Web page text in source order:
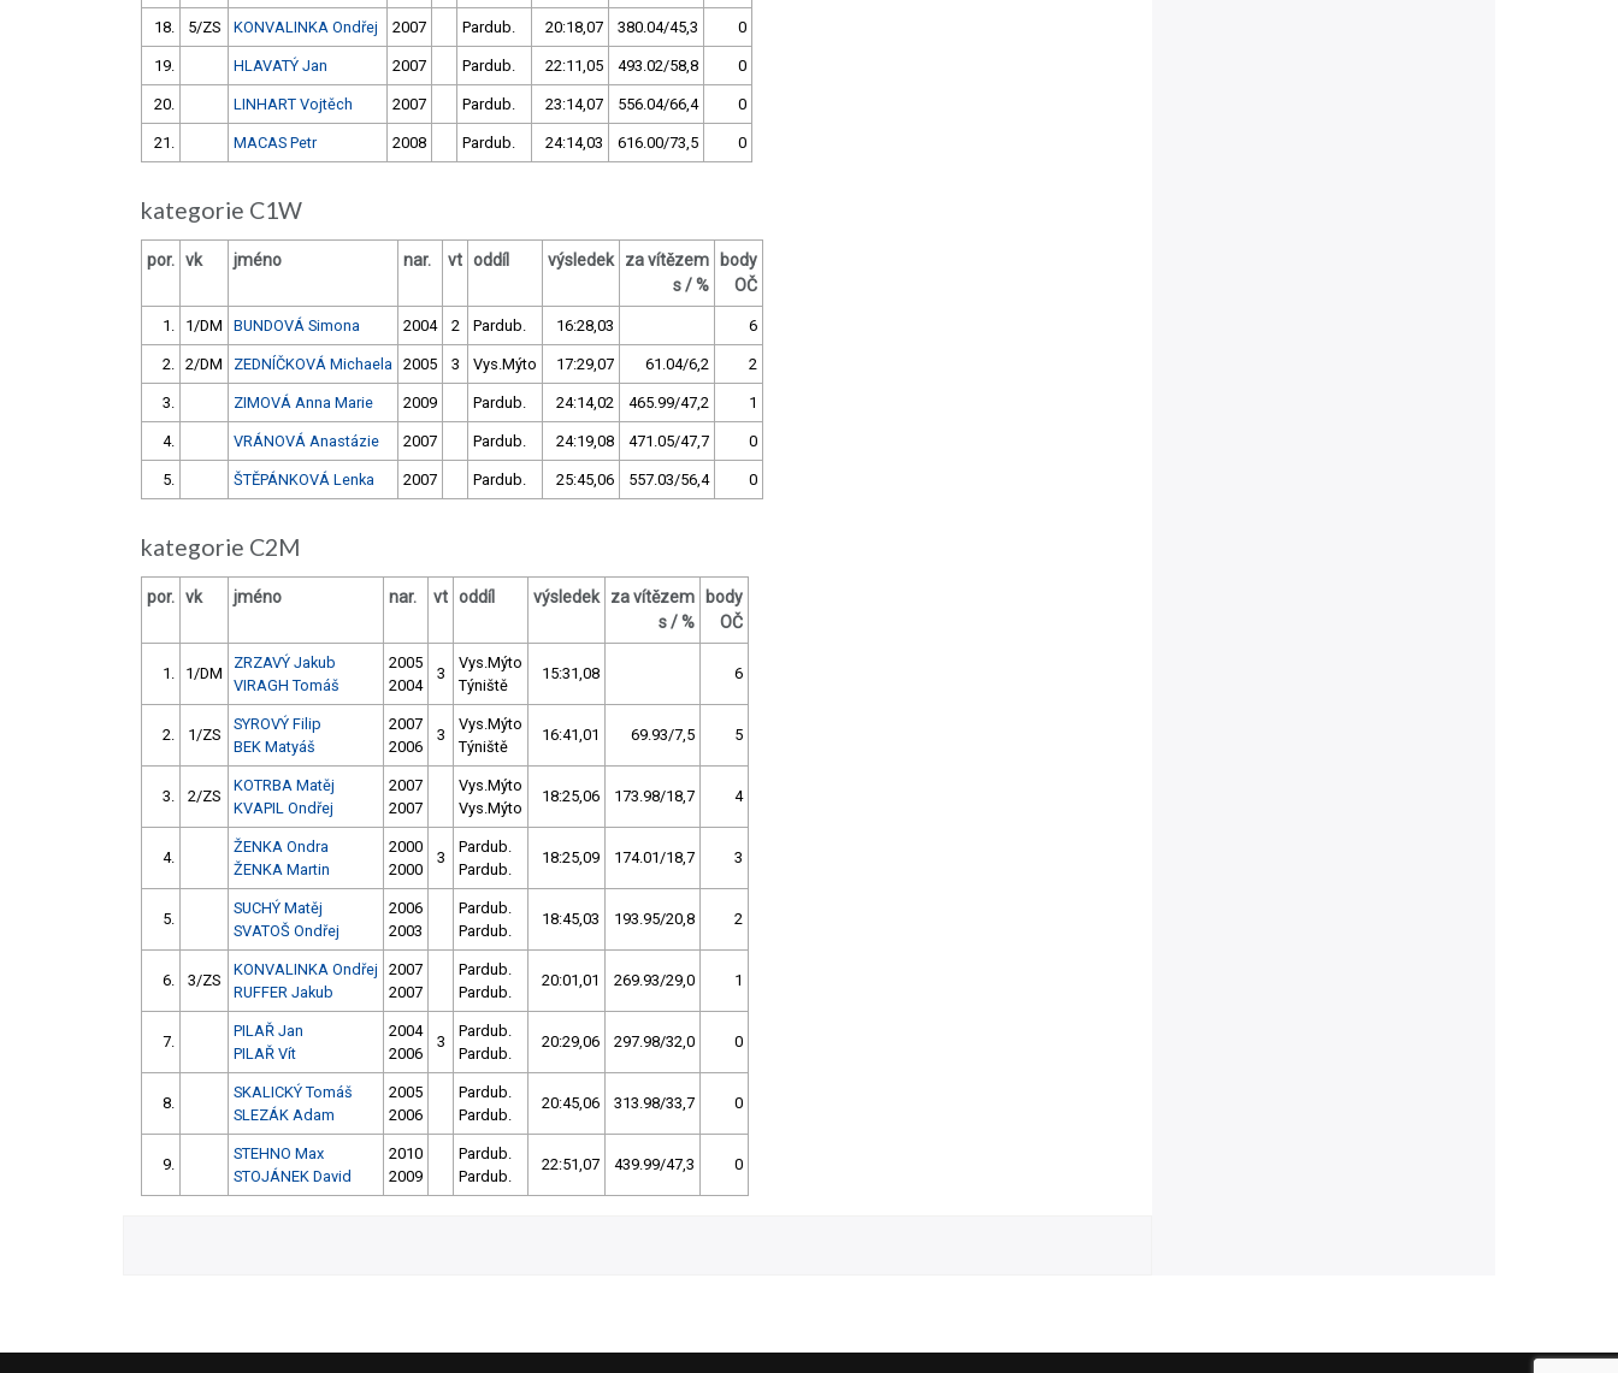
18. 5/ZS KONVALINKA Ondřej 2007 Pardub. 20:18,07 380.04/45,3 0
19. HLAVATÝ Jan 2007 Pardub. 22:11,05 493.02/58,8 0
20. LINHART Vojtěch 2007 Pardub. 23:14,07 556.04/66,4 0
21. MACAS Petr 2008 Pardub. 24:14,03 616.00/73,5 0
kategorie C1W
por. vk jméno nar. vt oddíl výsledek
za vítězem
s / %
body
OČ
1. 1/DM BUNDOVÁ Simona 2004 2 Pardub. 16:28,03 6
2. 2/DM ZEDNÍČKOVÁ Michaela 2005 3 Vys.Mýto 17:29,07 61.04/6,2 2
3. ZIMOVÁ Anna Marie 2009 Pardub. 24:14,02 465.99/47,2 1
4. VRÁNOVÁ Anastázie 2007 Pardub. 24:19,08 471.05/47,7 0
5. ŠTĚPÁNKOVÁ Lenka 2007 Pardub. 25:45,06 557.03/56,4 0
kategorie C2M
por. vk jméno nar. vt oddíl výsledek
za vítězem
s / %
body
OČ
1. 1/DM
ZRZAVÝ Jakub
VIRAGH Tomáš
2005
2004
3
Vys.Mýto
Týniště
15:31,08 6
2. 1/ZS
SYROVÝ Filip
BEK Matyáš
2007
2006
3
Vys.Mýto
Týniště
16:41,01 69.93/7,5 5
3. 2/ZS
KOTRBA Matěj
KVAPIL Ondřej
2007
2007
Vys.Mýto
Vys.Mýto
18:25,06 173.98/18,7 4
4.
ŽENKA Ondra
ŽENKA Martin
2000
2000
3
Pardub.
Pardub.
18:25,09 174.01/18,7 3
5.
SUCHÝ Matěj
SVATOŠ Ondřej
2006
2003
Pardub.
Pardub.
18:45,03 193.95/20,8 2
6. 3/ZS
KONVALINKA Ondřej
RUFFER Jakub
2007
2007
Pardub.
Pardub.
20:01,01 269.93/29,0 1
7.
PILAŘ Jan
PILAŘ Vít
2004
2006
3
Pardub.
Pardub.
20:29,06 297.98/32,0 0
8.
SKALICKÝ Tomáš
SLEZÁK Adam
2005
2006
Pardub.
Pardub.
20:45,06 313.98/33,7 0
9.
STEHNO Max
STOJÁNEK David
2010
2009
Pardub.
Pardub.
22:51,07 439.99/47,3 0